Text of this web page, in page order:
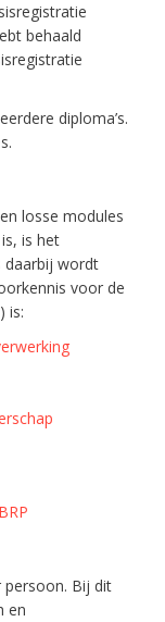
behaald
diploma’s.
losse modules
is het
daarbij wordt
voor de
is:
persoon. Bij dit
en